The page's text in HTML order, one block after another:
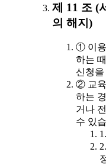
제 11 조 (
의 해지)
① 이용
하는
신청
② 교육
하는
거나
수 있